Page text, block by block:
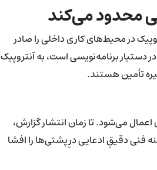
محدود می‌کند
از کلود کُد آنتروپیک در محیط‌های کاری داخلی را صادر
دستیار برنامه‌نویسی است، به آنتروپیک
تأمین هستند.
می‌شود. تا زمان انتشار گزارش،
فنی دقیقِ ادعایی درِپشتی‌ها را افشا